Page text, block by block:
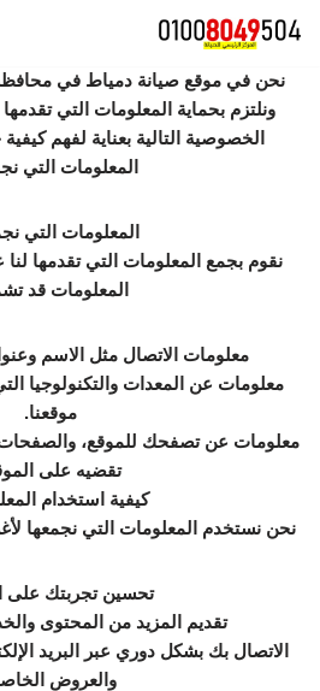
إلى
المحتوى
نحن في موقع صيانة دمياط في
ونلتزم بحماية المعلومات التي
الخصوصية التالية بعناية لفهم
المعلومات التي
المعلومات التي
نقوم بجمع المعلومات التي تقدمها
المعلومات قد
معلومات الاتصال مثل الاسم
معلومات عن المعدات والتكنولوجيا
موقعنا.
معلومات عن تصفحك للموقع، والصفحات
تقضيه على
كيفية استخدام
نحن نستخدم المعلومات التي نجمعها
تحسين تجربتك على
تقديم المزيد من المحتوى
الاتصال بك بشكل دوري عبر البريد
والعروض